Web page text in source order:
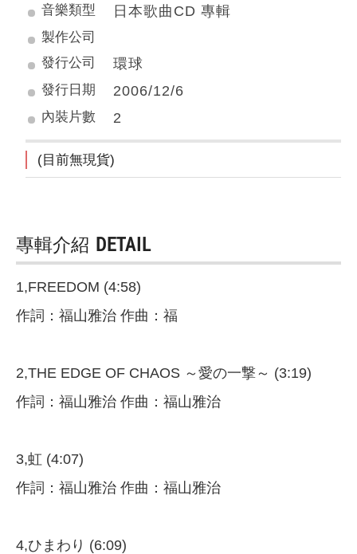
音樂類型 日本歌曲CD 專輯
製作公司
發行公司
環球
發行日期 2006/12/6
內裝片數 2
(目前無現貨)
專輯介紹 DETAIL
1,FREEDOM (4:58)
作詞：福山雅治 作曲：福
2,THE EDGE OF CHAOS ～愛の一撃～ (3:19)
作詞：福山雅治 作曲：福山雅治
3,虹 (4:07)
作詞：福山雅治 作曲：福山雅治
4,ひまわり (6:09)